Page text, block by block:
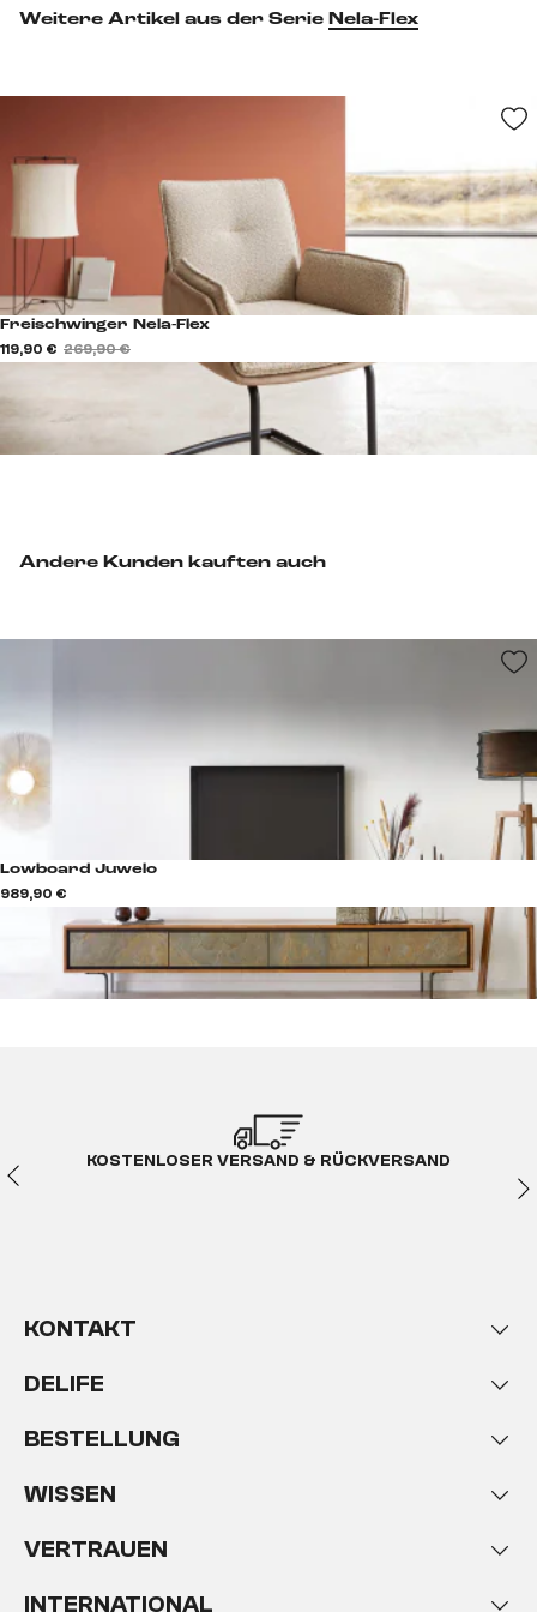
Andere Kunden kauften auch
Lowboard Juwelo
989,90 €
Weitere Artikel aus der Serie Nela-Flex
Freischwinger Nela-Flex
119,90 € 269,90 €
KOSTENLOSER VERSAND & RÜCKVERSAND
KONTAKT
DELIFE
BESTELLUNG
WISSEN
VERTRAUEN
INTERNATIONAL